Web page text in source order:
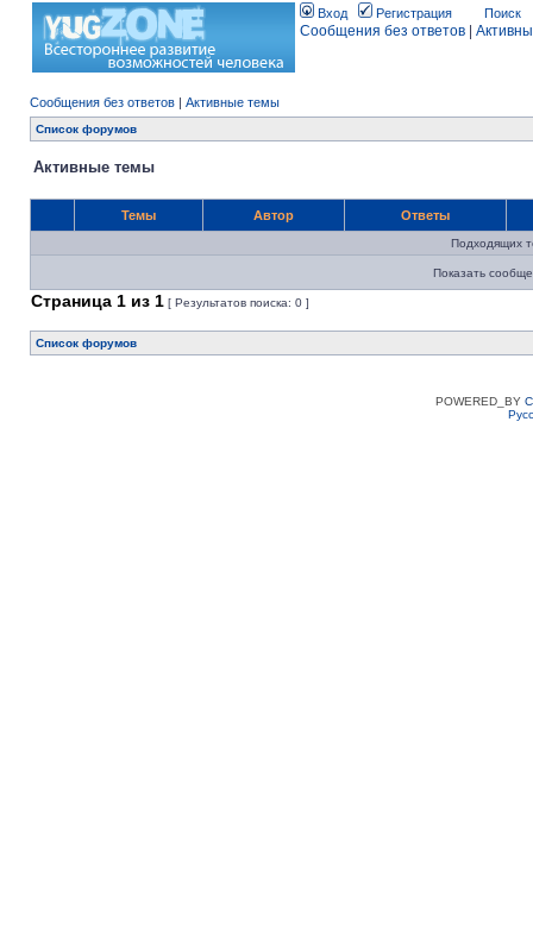
Вход Регистрация Поиск
Сообщения без ответов
Сообщения без ответов | Активные темы
Список форумов
Активные темы
Темы Автор Ответы
Подходящих
Показать
Страница 1 из 1 [ Результатов поиска: 0 ]
Список форумов
POWERED_BY